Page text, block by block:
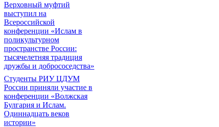
Верховный муфтий
выступил на
Всероссийской
конференции «Ислам в
поликультурном
пространстве России:
тысячелетняя традиция
дружбы и добрососедства»
Студенты РИУ ЦДУМ
России приняли участие в
конференции «Волжская
Булгария и Ислам.
Одиннадцать веков
истории»